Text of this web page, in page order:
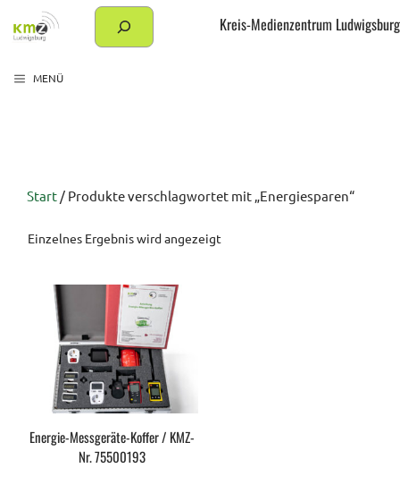
Inhalt
Suchen Kreis-Medienzentrum Ludwigsburg
MENÜ
Start / Produkte verschlagwortet mit „Energiesparen“
Einzelnes Ergebnis wird angezeigt
Energie-Messgeräte-Koffer / KMZ-
Nr. 75500193